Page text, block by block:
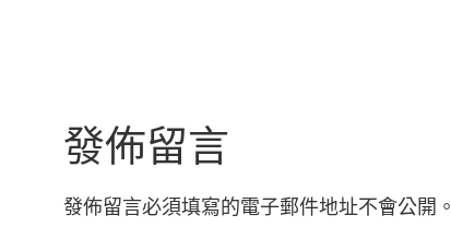
發佈留言
發佈留言必須填寫的電子郵件地址不會公開。